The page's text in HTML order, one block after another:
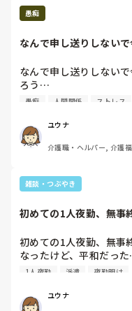
愚痴
なんで申し送りしない
なんで申し送りしない
ろう…
間違いを必ずしも言っ
ナスだと疑うしかない
てか入って苦手だと判
かないって何。
愚痴 人間関係 ストレス
ユウナ
介護職・ヘルパー, 介護
雑談・つぶやき
初めての1人夜勤、無事
初めての1人夜勤、無事
なったけど、平和だっ
更新まだ保留にされて
1人夜勤 派遣 夜勤明け
ユウナ